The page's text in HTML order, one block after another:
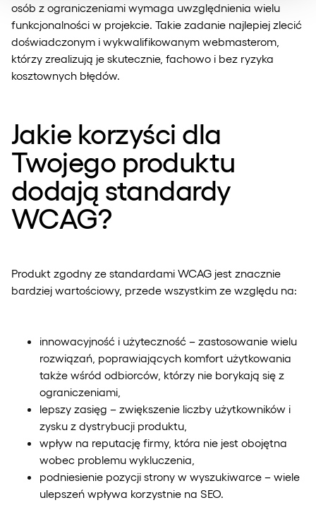
osób z ograniczeniami wymaga uwzględnienia wielu
funkcjonalności w projekcie. Takie zadanie najlepiej zlecić
doświadczonym i wykwalifikowanym webmasterom,
którzy zrealizują je skutecznie, fachowo i bez ryzyka
kosztownych błędów.
Jakie korzyści dla
Twojego produktu
dodają standardy
WCAG?
Produkt zgodny ze standardami WCAG jest znacznie
bardziej wartościowy, przede wszystkim ze względu na:
innowacyjność i użyteczność – zastosowanie wielu
rozwiązań, poprawiających komfort użytkowania
także wśród odbiorców, którzy nie borykają się z
ograniczeniami,
lepszy zasięg – zwiększenie liczby użytkowników i
zysku z dystrybucji produktu,
wpływ na reputację firmy, która nie jest obojętna
wobec problemu wykluczenia,
podniesienie pozycji strony w wyszukiwarce – wiele
ulepszeń wpływa korzystnie na SEO.